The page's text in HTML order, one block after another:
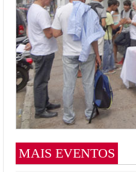
MAIS EVENTOS